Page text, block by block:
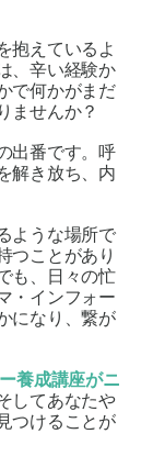
抱えているよ
、辛い経験か
で何かがまだ
ませんか？
出番です。呼
解き放ち、内
ような場所で
つことがあり
も、日々の忙
・インフォー
になり、繋が
養成講座がニ
してあなたや
つけることが